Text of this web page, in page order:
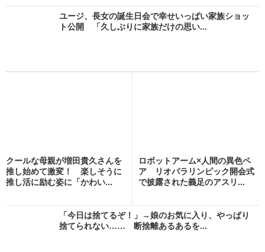
ユージ、長女の誕生日会で幸せいっぱい家族ショッ
ト公開 「久しぶりに家族だけの思い...
クールな母親が増田貴久さんを
推し始めて激変！ 楽しそうに
推し活に励む姿に「かわい...
ロボットアーム×人間の異色ペ
ア リオパラリンピック開会式
で披露された義足のアスリ...
「今日は捨てるぞ！」→娘のお気に入り、やっぱり
捨てられない…… 断捨離あるあるを...